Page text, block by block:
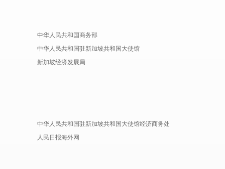
中华人民共和国商务部
中华人民共和国驻新加坡共和国大使馆
新加坡经济发展局
中华人民共和国驻新加坡共和国大使馆经济商务处
人民日报海外网